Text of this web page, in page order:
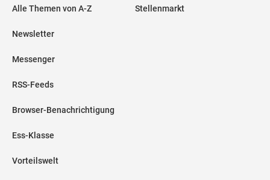
Alle Themen von A-Z
Newsletter
Messenger
RSS-Feeds
Browser-Benachrichtigung
Ess-Klasse
Vorteilswelt
Stellenmarkt